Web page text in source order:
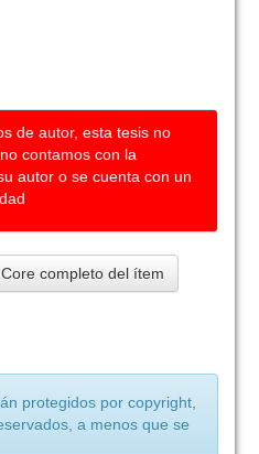
de autor, esta tesis no
contamos con la
autor o se cuenta con un
completo del ítem
protegidos por copyright,
a menos que se